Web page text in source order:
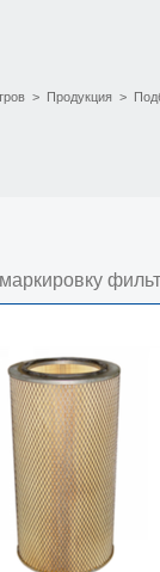
> Продукция >